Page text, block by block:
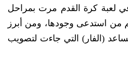
في لعبة كرة القدم مرت بمراحل
من استدعى وجودها، ومن أبرز
(الفار) التي جاءت لتصويب